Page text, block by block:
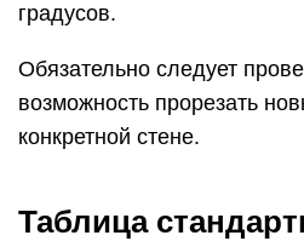
градусов.
Обязательно следует
возможность прорезать
конкретной стене.
Таблица